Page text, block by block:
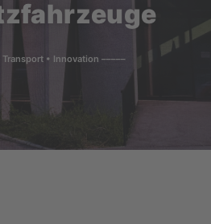
• Innovation –––––